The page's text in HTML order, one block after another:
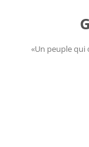
«Un peuple qui